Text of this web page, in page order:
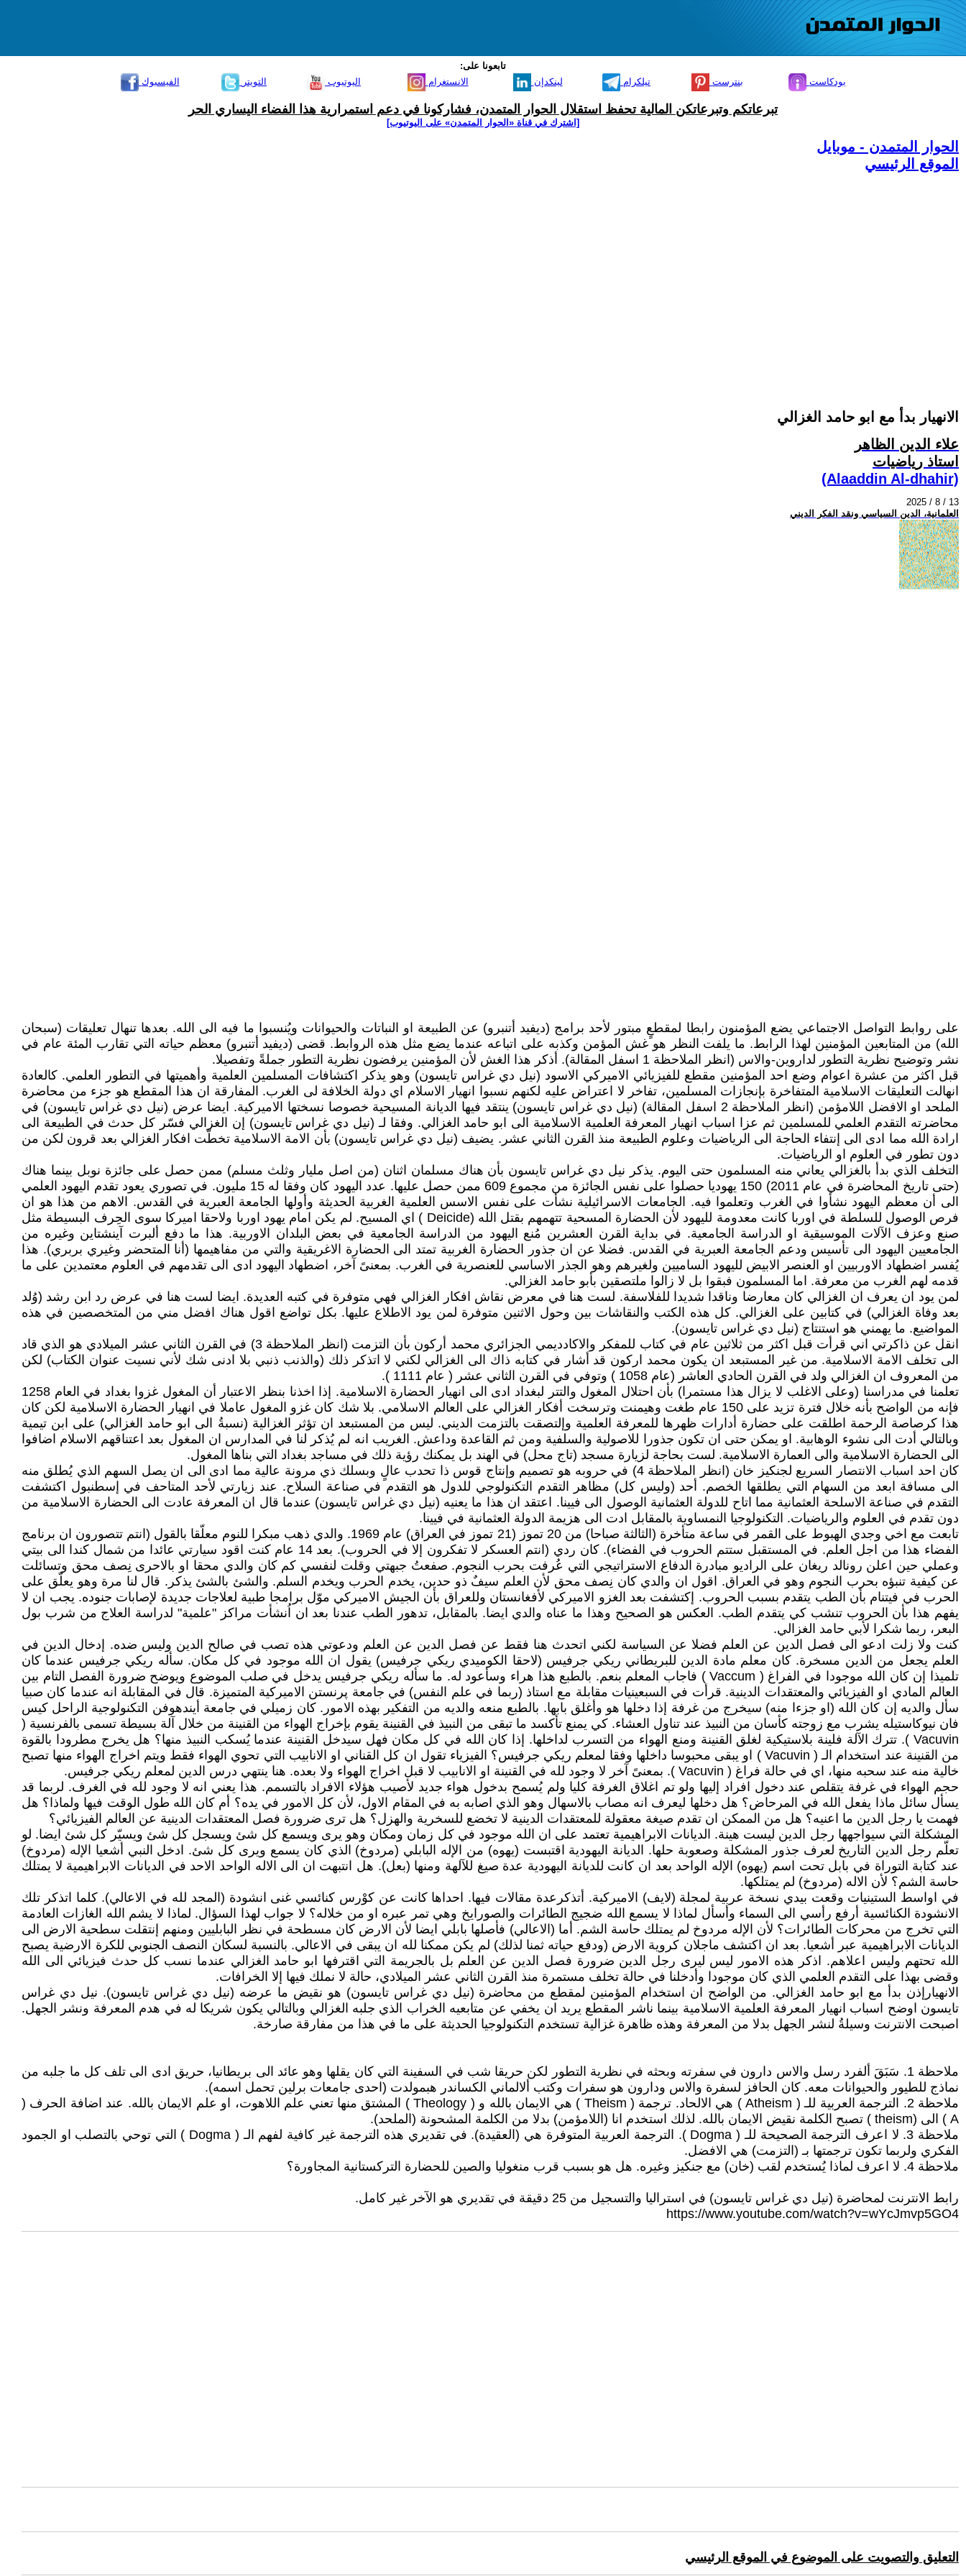
تابعونا على:
الفيسبوك
التويتر اليوتيوب الانستغرام لينكدإن تيلكرام بنترست بودكاست
تبرعاتكم وتبرعاتكن المالية تحفظ استقلال الحوار المتمدن، فشاركونا في دعم استمرارية هذا الفضاء اليساري الحر
[اشترك في قناة ‫«الحوار المتمدن» على اليوتيوب]
الحوار المتمدن - موبايل
الموقع الرئيسي
الانهيار بدأ مع ابو حامد الغزالي
علاء الدين الظاهر
استاذ رياضيات
(Alaaddin Al-dhahir)
2025 / 8 / 13
العلمانية، الدين السياسي ونقد الفكر الديني
على روابط التواصل الاجتماعي يضع المؤمنون رابطا لمقطعٍ مبتور لأحد برامج (ديفيد أتنبرو) عن الطبيعة او النباتات والحيوانات ويُنسبوا ما فيه الى الله. بعدها تنهال تعليقات (سبحان
الله) من المتابعين المؤمنين لهذا الرابط. ما يلفت النظر هو غش المؤمن وكذبه على اتباعه عندما يضع مثل هذه الروابط. قضى (ديفيد أتنبرو) معظم حياته التي تقارب المئة عام في
نشر وتوضيح نظرية التطور لداروين-والاس (انظر الملاحظة 1 اسفل المقالة). أذكر هذا الغش لأن المؤمنين يرفضون نظرية التطور جملةً وتفصيلا.
قبل اكثر من عشرة اعوام وضع احد المؤمنين مقطع للفيزيائي الاميركي الاسود (نيل دي غراس تايسون) وهو يذكر اكتشافات المسلمين العلمية وأهميتها في التطور العلمي. كالعادة
انهالت التعليقات الاسلامية المتفاخرة بإنجازات المسلمين، تفاخر لا اعتراض عليه لكنهم نسبوا انهيار الاسلام اي دولة الخلافة لى الغرب. المفارقة ان هذا المقطع هو جزء من محاضرة
الملحد او الافضل اللامؤمن (انظر الملاحظة 2 اسفل المقالة) (نيل دي غراس تايسون) ينتقد فيها الديانة المسيحية خصوصا نسختها الاميركية. ايضا عرض (نيل دي غراس تايسون) في
محاضرته التقدم العلمي للمسلمين ثم عزا اسباب انهيار المعرفة العلمية الاسلامية الى ابو حامد الغزالي. وفقا لـ (نيل دي غراس تايسون) إن الغزالي فسّر كل حدث في الطبيعة الى
ارادة الله مما ادى الى إنتفاء الحاجة الى الرياضيات وعلوم الطبيعة منذ القرن الثاني عشر. يضيف (نيل دي غراس تايسون) بأن الامة الاسلامية تخطّت افكار الغزالي بعد قرون لكن من
دون تطور في العلوم او الرياضيات.
التخلف الذي بدأ بالغزالي يعاني منه المسلمون حتى اليوم. يذكر نيل دي غراس تايسون بأن هناك مسلمان اثنان (من اصل مليار وثلث مسلم) ممن حصل على جائزة نوبل بينما هناك
(حتى تاريخ المحاضرة في عام 2011) 150 يهوديا حصلوا على نفس الجائزة من مجموع 609 ممن حصل عليها. عدد اليهود كان وفقا له 15 مليون. في تصوري يعود تقدم اليهود العلمي
الى أن معظم اليهود نشأوا في الغرب وتعلموا فيه. الجامعات الاسرائيلية نشأت على نفس الاسس العلمية الغربية الحديثة وأولها الجامعة العبرية في القدس. الاهم من هذا هو ان
فرص الوصول للسلطة في اوربا كانت معدومة لليهود لأن الحضارة المسحية تتهمهم بقتل الله (Deicide ) اي المسيح. لم يكن امام يهود اوربا ولاحقا اميركا سوى الحِرف البسيطة مثل
صنع وعزف الآلات الموسيقية او الدراسة الجامعية. في بداية القرن العشرين مُنع اليهود من الدراسة الجامعية في بعض البلدان الاوربية. هذا ما دفع ألبرت آينشتاين وغيره من
الجامعيين اليهود الى تأسيس ودعم الجامعة العبرية في القدس. فضلا عن ان جذور الحضارة الغربية تمتد الى الحضارة الاغريقية والتي من مفاهيمها (أنا المتحضر وغيري بربري). هذا
يُفسر اضطهاد الاوربيين او العنصر الابيض لليهود الساميين ولغيرهم وهو الجذر الاساسي للعنصرية في الغرب. بمعنىً آخر، اضطهاد اليهود ادى الى تقدمهم في العلوم معتمدين على ما
قدمه لهم الغرب من معرفة. اما المسلمون فبقوا بل لا زالوا ملتصقين بأبو حامد الغزالي.
لمن يود ان يعرف ان الغزالي كان معارضا وناقدا شديدا للفلاسفة. لست هنا في معرض نقاش افكار الغزالي فهي متوفرة في كتبه العديدة. ايضا لست هنا في عرض رد ابن رشد (وُلد
بعد وفاة الغزالي) في كتابين على الغزالي. كل هذه الكتب والنقاشات بين وحول الاثنين متوفرة لمن يود الاطلاع عليها. بكل تواضع اقول هناك افضل مني من المتخصصين في هذه
المواضيع. ما يهمني هو استنتاج (نيل دي غراس تايسون).
انقل عن ذاكرتي اني قرأت قبل اكثر من ثلاثين عام في كتاب للمفكر والاكادديمي الجزائري محمد أركون بأن التزمت (انظر الملاحظة 3) في القرن الثاني عشر الميلادي هو الذي قاد
الى تخلف الامة الاسلامية. من غير المستبعد ان يكون محمد اركون قد أشار في كتابه ذاك الى الغزالي لكني لا اتذكر ذلك (والذنب ذنبي بلا ادنى شك لأني نسيت عنوان الكتاب) لكن
من المعروف ان الغزالي ولد في القرن الحادي العاشر (عام 1058 ) وتوفي في القرن الثاني عشر ( عام 1111 ).
تعلمنا في مدراسنا (وعلى الاغلب لا يزال هذا مستمرا) بأن احتلال المغول والتتر لبغداد ادى الى انهيار الحضارة الاسلامية. إذا اخذنا بنظر الاعتبار أن المغول غزوا بغداد في العام 1258
فإنه من الواضح بأنه خلال فترة تزيد على 150 عام طغت وهيمنت وترسخت أفكار الغزالي على العالم الاسلامي. بلا شك كان غزو المغول عاملا في انهيار الحضارة الاسلامية لكن كان
هذا كرصاصة الرحمة اطلقت على حضارة أدارات ظهرها للمعرفة العلمية وإلتصقت بالتزمت الديني. ليس من المستبعد ان تؤثر الغزالية (نسبةُ الى ابو حامد الغزالي) على ابن تيمية
وبالتالي أدت الى نشوء الوهابية. او يمكن حتى ان تكون جذورا للاصولية والسلفية ومن ثم القاعدة وداعش. الغريب انه لم يُذكر لنا في المدارس ان المغول بعد اعتناقهم الاسلام اضافوا
الى الحضارة الاسلامية والى العمارة الاسلامية. لست بحاجة لزيارة مسجد (تاج محل) في الهند بل يمكنك رؤية ذلك في مساجد بغداد التي بناها المغول.
كان احد اسباب الانتصار السريع لجنكيز خان (انظر الملاحظة 4) في حروبه هو تصميم وإنتاج قوس ذا تحدب عالٍ وبسلك ذي مرونة عالية مما ادى الى ان يصل السهم الذي يُطلق منه
الى مسافة ابعد من السهام التي يطلقها الخصم. أحد (وليس كل) مظاهر التقدم التكنولوجي للدول هو التقدم في صناعة السلاح. عند زيارتي لأحد المتاحف في إسطنبول اكتشفت
التقدم في صناعة الاسلحة العثمانية مما اتاح للدولة العثمانية الوصول الى فيينا. اعتقد ان هذا ما يعنيه (نيل دي غراس تايسون) عندما قال ان المعرفة عادت الى الحضارة الاسلامية من
دون تقدم في العلوم والرياضيات. التكنولوجيا النمساوية بالمقابل ادت الى هزيمة الدولة العثمانية في فيينا.
تابعت مع اخي وجدي الهبوط على القمر في ساعة متأخرة (الثالثة صباحا) من 20 تموز (21 تموز في العراق) عام 1969. والدي ذهب مبكرا للنوم معلّقا بالقول (انتم تتصورون ان برنامج
الفضاء هذا من اجل العلم. في المستقبل ستتم الحروب في الفضاء). كان ردي (انتم العسكر لا تفكرون إلا في الحروب). بعد 14 عام كنت اقود سيارتي عائدا من شمال كندا الى بيتي
وعملي حين اعلن رونالد ريغان على الراديو مبادرة الدفاع الاستراتيجي التي عُرفت بحرب النجوم. صفعتُ جبهتي وقلت لنفسي كم كان والدي محقا او بالاحرى نِصف محق وتسائلت
عن كيفية تنبؤه بحرب النجوم وهو في العراق. اقول ان والدي كان نِصف محق لأن العلم سيفٌ ذو حدين، يخدم الحرب ويخدم السلم. والشئ بالشئ يذكر. قال لنا مرة وهو يعلّق على
الحرب في فيتنام بأن الطب يتقدم بسبب الحروب. إكتشفت بعد الغزو الاميركي لأفغانستان وللعراق بأن الجيش الاميركي موّل برامجا طبية لعلاجات جديدة لإصابات جنوده. يجب ان لا
يفهم هذا بأن الحروب تنشب كي يتقدم الطب. العكس هو الصحيح وهذا ما عناه والدي ايضا. بالمقابل، تدهور الطب عندنا بعد ان اُنشأت مراكز "علمية" لدراسة العلاج من شرب بول
البعر، ربما شكرا لأبي حامد الغزالي.
كنت ولا زلت ادعو الى فصل الدين عن العلم فضلا عن السياسة لكني اتحدث هنا فقط عن فصل الدين عن العلم ودعوتي هذه تصب في صالح الدين وليس ضده. إدخال الدين في
العلم يجعل من الدين مسخرة. كان معلم مادة الدين للبريطاني ريكي جرفيس (لاحقا الكوميدي ريكي جرفيس) يقول ان الله موجود في كل مكان. سأله ريكي جرفيس عندما كان
تلميذا إن كان الله موجودا في الفراغ ( Vaccum ) فاجاب المعلم بنعم. بالطبع هذا هراء وسأعود له. ما سأله ريكي جرفيس يدخل في صلب الموضوع ويوضح ضرورة الفصل التام بين
العالم المادي او الفيزيائي والمعتقدات الدينية. قرأت في السبعينيات مقابلة مع استاذ (ربما في علم النفس) في جامعة پرنستن الاميركية المتميزة. قال في المقابلة انه عندما كان صبيا
سأل والديه إن كان الله (او جزءا منه) سيخرج من غرفة إذا دخلها هو وأغلق بابها. بالطبع منعه والديه من التفكير بهذه الامور. كان زميلي في جامعة أيندهوفن التكنولوجية الراحل كيس
فان نيوكاستيله يشرب مع زوجته كأسان من النبيذ عند تناول العشاء. كي يمنع تأكسد ما تبقى من النبيذ في القنينة يقوم بإخراج الهواء من القنينة من خلال آلة بسيطة تسمى بالفرنسية (
Vacuvin ). تترك الآلة فلينة بلاستيكية لغلق القنينة ومنع الهواء من التسرب لداخلها. إذا كان الله في كل مكان فهل سيدخل القنينة عندما يُسكب النبيذ منها؟ هل يخرج مطرودا بالقوة
من القنينة عند استخدام الـ ( Vacuvin ) او يبقى محبوسا داخلها وفقا لمعلم ريكي جرفيس؟ الفيزياء تقول ان كل القناني او الانابيب التي تحوي الهواء فقط ويتم اخراج الهواء منها تصبح
خالية منه عند سحبه منها، اي في حالة فراغ ( Vacuvin ). بمعنىً آخر لا وجود لله في القنينة او الانابيب لا قبل اخراج الهواء ولا بعده. هنا ينتهي درس الدين لمعلم ريكي جرفيس.
حجم الهواء في غرفة يتقلص عند دخول افراد إليها ولو تم اغلاق الغرفة كليا ولم يُسمح بدخول هواء جديد لأصيب هؤلاء الافراد بالتسمم. هذا يعني انه لا وجود لله في الغرف. لربما قد
يسأل سائل ماذا يفعل الله في المرحاض؟ هل دخلها ليعرف انه مصاب بالاسهال وهو الذي اصابه به في المقام الاول، لأن كل الامور في يده؟ أم كان الله طول الوقت فيها ولماذا؟ هل
فهمت يا رجل الدين ما اعنيه؟ هل من الممكن ان تقدم صيغة معقولة للمعتقدات الدينية لا تخضع للسخرية والهزل؟ هل ترى ضرورة فصل المعتقدات الدينية عن العالم الفيزيائي؟
المشكلة التي سيواجهها رجل الدين ليست هينة. الديانات الابراهيمية تعتمد على ان الله موجود في كل زمان ومكان وهو يرى ويسمع كل شئ ويسجل كل شئ ويسيّر كل شئ ايضا. لو
تعلّم رجل الدين التاريخ لعرف جذور المشكلة وصعوبة حلها. الديانة اليهودية اقتبست (يهوه) من الإله البابلي (مردوخ) الذي كان يسمع ويرى كل شئ. ادخل النبي أشعيا الإله (مردوخ)
عند كتابة التوراة في بابل تحت اسم (يهوه) الإله الواحد بعد ان كانت للديانة اليهودية عدة صيغ للآلهة ومنها (بعل). هل انتبهت ان الى الاله الواحد الاحد في الديانات الابراهيمية لا يمتلك
حاسة الشم؟ لأن الاله (مردوخ) لم يمتلكها.
في اواسط الستينيات وقعت بيدي نسخة عربية لمجلة (لايف) الاميركية. أتذكرعدة مقالات فيها. احداها كانت عن كوْرس كنائسي غنى انشودة (المجد لله في الاعالي). كلما اتذكر تلك
الانشودة الكنائسية أرفع رأسي الى السماء وأسأل لماذا لا يسمع الله ضجيج الطائرات والصورايخ وهي تمر عبره او من خلاله؟ لا جواب لهذا السؤال. لماذا لا يشم الله الغازات العادمة
التي تخرج من محركات الطائرات؟ لأن الإله مردوخ لم يمتلك حاسة الشم. أما (الاعالي) فأصلها بابلي ايضا لأن الارض كان مسطحة في نظر البابليين ومنهم إنتقلت سطحية الارض الى
الديانات الابراهيمية عبر أشعيا. بعد ان اكتشف ماجلان كروية الارض (ودفع حياته ثمنا لذلك) لم يكن ممكنا لله ان يبقى في الاعالي. بالنسبة لسكان النصف الجنوبي للكرة الارضية يصبح
الله تحتهم وليس اعلاهم. اذكر هذه الامور ليس ليرى رجل الدين ضرورة فصل الدين عن العلم بل بالجريمة التي اقترفها ابو حامد الغزالي عندما نسب كل حدث فيزيائي الى الله
وقضى بهذا على التقدم العلمي الذي كان موجودا وأدخلنا في حالة تخلف مستمرة منذ القرن الثاني عشر الميلادي، حالة لا نملك فيها إلا الخرافات.
الانهيارإذن بدأ مع ابو حامد الغزالي. من الواضح ان استخدام المؤمنين لمقطع من محاضرة (نيل دي غراس تايسون) هو نقيض ما عرضه (نيل دي غراس تايسون). نيل دي غراس
تايسون اوضح اسباب انهيار المعرفة العلمية الاسلامية بينما ناشر المقطع يريد ان يخفي عن متابعيه الخراب الذي جلبه الغزالي وبالتالي يكون شريكا له في هدم المعرفة ونشر الجهل.
اصبحت الانترنت وسيلةُ لنشر الجهل بدلا من المعرفة وهذه ظاهرة غزالية تستخدم التكنولوجيا الحديثة على ما في هذا من مفارقة صارخة.
ملاحظة 1. سَبَقَ ألفرد رسل والاس دارون في سفرته وبحثه في نظرية التطور لكن حريقا شب في السفينة التي كان يقلها وهو عائد الى بريطانيا، حريق ادى الى تلف كل ما جلبه من
نماذج للطيور والحيوانات معه. كان الحافز لسفرة والاس ودارون هو سفرات وكتب ألالماني الكساندر هبمولدت (احدى جامعات برلين تحمل اسمه).
ملاحظة 2. الترجمة العربية للـ ( Atheism ) هي الالحاد. ترجمة ( Theism ) هي الايمان بالله و ( Theology ) المشتق منها تعني علم اللاهوت، او علم الايمان بالله. عند اضافة الحرف (
A ) الى (theism ) تصبح الكلمة نقيض الايمان بالله. لذلك استخدم انا (اللامؤمن) بدلا من الكلمة المشحونة (الملحد).
ملاحظة 3. لا اعرف الترجمة الصحيحة للـ ( Dogma ). الترجمة العربية المتوفرة هي (العقيدة). في تقديري هذه الترجمة غير كافية لفهم الـ ( Dogma ) التي توحي بالتصلب او الجمود
الفكري ولربما تكون ترجمتها بـ (التزمت) هي الافضل.
ملاحظة 4. لا اعرف لماذا يُستخدم لقب (خان) مع جنكيز وغيره. هل هو بسبب قرب منغوليا والصين للحضارة التركستانية المجاورة؟
رابط الانترنت لمحاضرة (نيل دي غراس تايسون) في استراليا والتسجيل من 25 دقيقة في تقديري هو الآخر غير كامل.
https://www.youtube.com/watch?v=wYcJmvp5GO4
التعليق والتصويت على الموضوع في الموقع الرئيسي